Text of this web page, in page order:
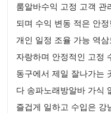
룸알바수익 고정 고객 관
되며 수익 변동 적은 안
개인 일정 조율 가능 역
자랑하며 안정적인 고정
동구에서 제일 잘나가는
다 송파노래방알바 가식
즐겁게 일하고 수입은 강